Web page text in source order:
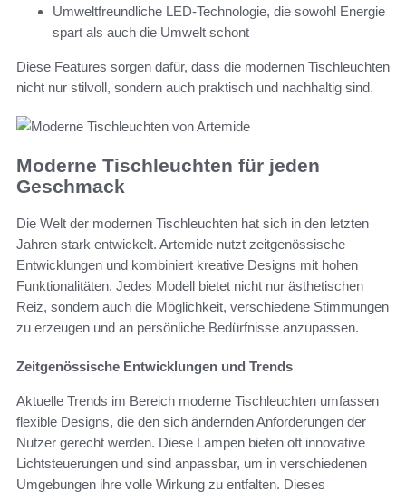
Umweltfreundliche LED-Technologie, die sowohl Energie
spart als auch die Umwelt schont
Diese Features sorgen dafür, dass die modernen Tischleuchten
nicht nur stilvoll, sondern auch praktisch und nachhaltig sind.
Moderne Tischleuchten für jeden
Geschmack
Die Welt der modernen Tischleuchten hat sich in den letzten
Jahren stark entwickelt. Artemide nutzt zeitgenössische
Entwicklungen und kombiniert kreative Designs mit hohen
Funktionalitäten. Jedes Modell bietet nicht nur ästhetischen
Reiz, sondern auch die Möglichkeit, verschiedene Stimmungen
zu erzeugen und an persönliche Bedürfnisse anzupassen.
Zeitgenössische Entwicklungen und Trends
Aktuelle Trends im Bereich moderne Tischleuchten umfassen
flexible Designs, die den sich ändernden Anforderungen der
Nutzer gerecht werden. Diese Lampen bieten oft innovative
Lichtsteuerungen und sind anpassbar, um in verschiedenen
Umgebungen ihre volle Wirkung zu entfalten. Dieses